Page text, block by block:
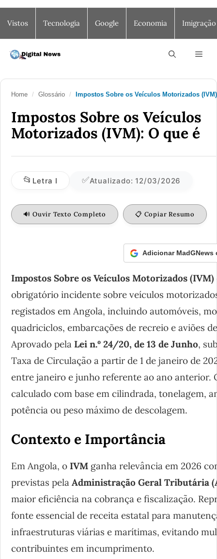
para
o
conteúdo
Vistos Tecnologia Google Economia Imigração
Home / Glossário / Impostos Sobre os Veículos Motorizados (IVM)
Impostos Sobre os Veículos
Motorizados (IVM): O que é
📂 Letra I ✅Atualizado: 12/03/2026
🔊 Ouvir Texto Completo 📋 Copiar Resumo
Adicionar
Impostos Sobre os Veículos Motorizados (IVM)
obrigatório incidente sobre veículos
registados em Angola, incluindo automóveis,
quadriciclos, embarcações de recreio e aviões
Aprovado pela Lei n.º 24/20, de 13 de Junho,
Taxa de Circulação a partir de 1 de janeiro de
entre janeiro e junho referente ao ano anterior.
calculado com base em cilindrada, tonelagem,
potência ou peso máximo de descolagem.
Contexto e Importância
Em Angola, o IVM ganha relevância em 2026
previstas pelaAdministração Geral Tributária
maior eficiência na cobrança e fiscalização.
fonte essencial de receita estatal para
infraestruturas viárias e marítimas, evitando
contribuintes em incumprimento.